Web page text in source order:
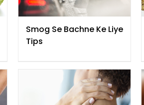
Smog Se Bachne Ke Liye
Tips